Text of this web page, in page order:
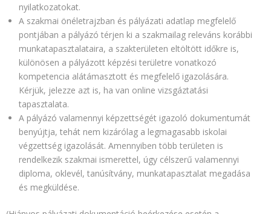
nyilatkozatokat.
A szakmai önéletrajzban és pályázati adatlap megfelelő
pontjában a pályázó térjen ki a szakmailag releváns korábbi
munkatapasztalataira, a szakterületen eltöltött időkre is,
különösen a pályázott képzési területre vonatkozó
kompetencia alátámasztott és megfelelő igazolására.
Kérjük, jelezze azt is, ha van online vizsgáztatási
tapasztalata.
A pályázó valamennyi képzettségét igazoló dokumentumát
benyújtja, tehát nem kizárólag a legmagasabb iskolai
végzettség igazolását. Amennyiben több területen is
rendelkezik szakmai ismerettel, úgy célszerű valamennyi
diploma, oklevél, tanúsítvány, munkatapasztalat megadása
és megküldése.